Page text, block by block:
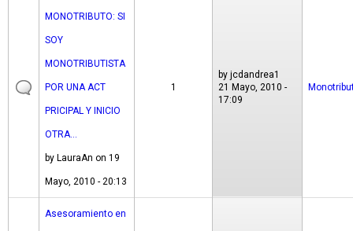
MONOTRIBUTO: SI
SOY
MONOTRIBUTISTA
POR UNA ACT
PRICIPAL Y INICIO
OTRA...
by LauraAn on 19
Mayo, 2010 - 20:13
1
by jcdandrea1
21 Mayo, 2010 -
17:09
Asesoramiento en